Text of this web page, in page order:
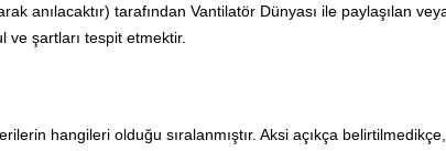
anılacaktır) tarafından Vantilatör Dünyası ile paylaşılan veya
ve şartları tespit etmektir.
hangileri olduğu sıralanmıştır. Aksi açıkça